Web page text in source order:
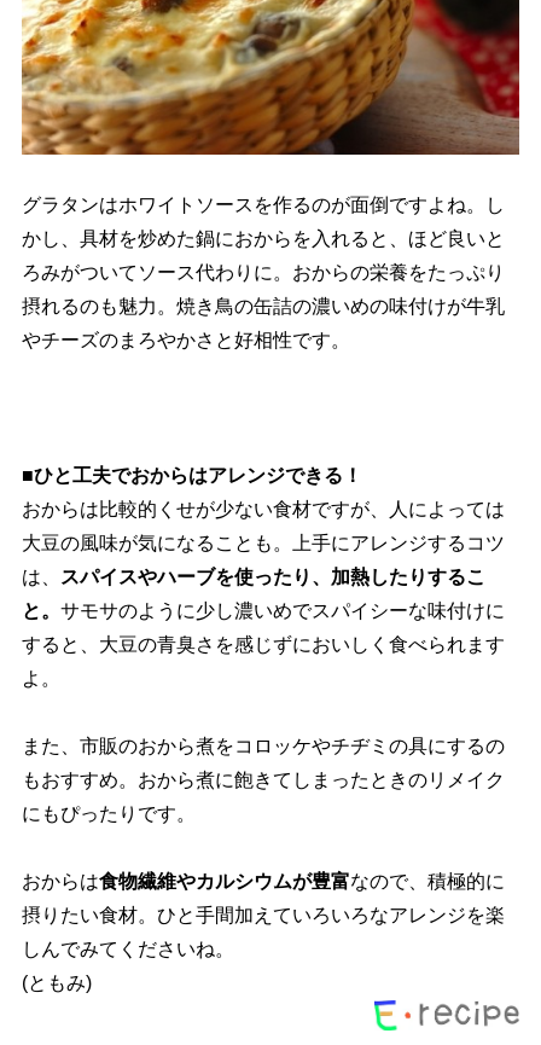
グラタンはホワイトソースを作るのが面倒ですよね。し
かし、具材を炒めた鍋におからを入れると、ほど良いと
ろみがついてソース代わりに。おからの栄養をたっぷり
摂れるのも魅力。焼き鳥の缶詰の濃いめの味付けが牛乳
チーズのまろやかさと好相性です。
■ひと工夫でおからはアレンジできる！
おからは比較的くせが少ない食材ですが、人によっては
大豆の風味が気になることも。上手にアレンジするコツ
は、 スパイスやハーブを使ったり、加熱したりするこ
と。 サモサのように少し濃いめでスパイシーな味付けに
すると、大豆の青臭さを感じずにおいしく食べられます
よ。
また、市販のおから煮をコロッケやチヂミの具にするの
もおすすめ。おから煮に飽きてしまったときのリメイク
にもぴったりです。
おからは食物繊維やカルシウムが豊富なので、積極的に
摂りたい食材。ひと手間加えていろいろなアレンジを楽
しんでみてくださいね。
(ともみ)